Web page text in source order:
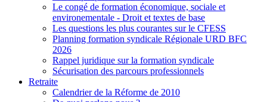
Le congé de formation économique, sociale et
environementale - Droit et textes de base
Les questions les plus courantes sur le CFESS
Planning formation syndicale Régionale URD BFC
2026
Rappel juridique sur la formation syndicale
Sécurisation des parcours professionnels
Retraite
Calendrier de la Réforme de 2010